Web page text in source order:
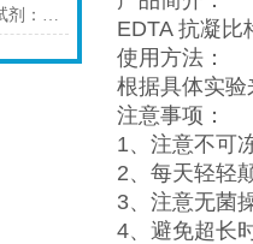
深入解析鲑鱼精DNA辅助试剂：原理、特性与规范操作
EDTA 抗凝比
使用方法：
根据具体实验
注意事项：
1、注意不可
2、每天轻轻
3、注意无菌
4、避免超长